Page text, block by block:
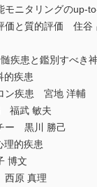
モニタリングのup-
価と質的評価 住谷
疾患と鑑別すべき
疾患
ン疾患 宮地 洋輔
福武 敏夫
ー 黒川 勝己
的疾患
博文
原 真理